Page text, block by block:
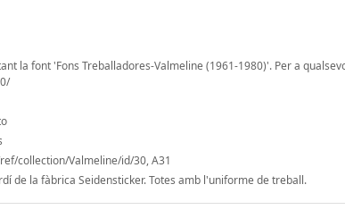
la font 'Fons Treballadores-Valmeline (1961-1980)'. Per a
collection/Valmeline/id/30, A31
de la fàbrica Seidensticker. Totes amb l'uniforme de treball.